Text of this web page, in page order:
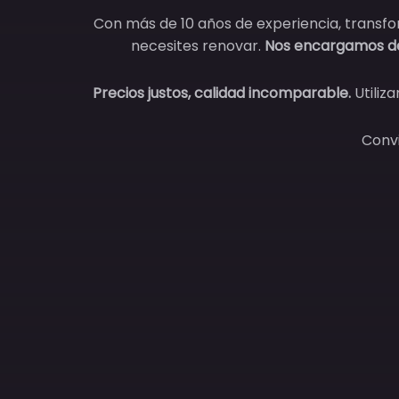
Con más de 10 años de experiencia,
necesites renovar. Nos encargamos
Precios justos, calidad incomparable.